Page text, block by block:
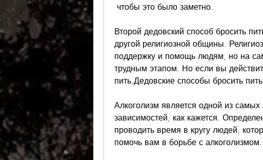
чтобы это было заметно.
Второй дедовский способ бросить
другой религиозной общины.
поддержку и помощь людям, но на
трудным этапом. Но если вы
пить,Дедовские способы бросить пить
Алкоголизм является одной из
зависимостей, как кажется.
проводить время в кругу людей,
помочь вам в борьбе с алкоголизмом.